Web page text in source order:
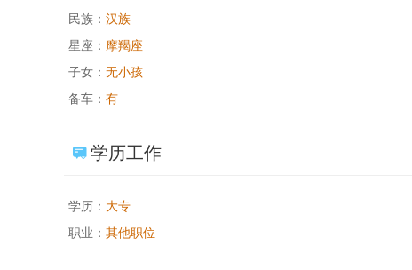
民族： 汉族
星座： 摩羯座
子女： 无小孩
备车： 有
学历工作
学历： 大专
职业： 其他职位